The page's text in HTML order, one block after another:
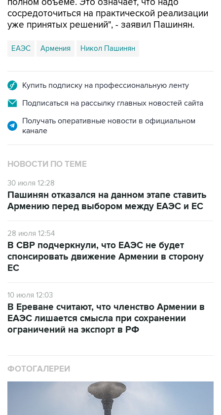
сосредоточиться на практической реализации
уже принятых решений", - заявил Пашинян.
ЕАЭС Армения Никол Пашинян
Купить подписку на профессиональную ленту
Подписаться на рассылку главных новостей сайта
Получать оперативные новости в официальном
канале
НОВОСТИ ПО ТЕМЕ
30 июля 12:28
Пашинян отказался на данном этапе ставить
Армению перед выбором между ЕАЭС и ЕС
28 июля 12:54
В СВР подчеркнули, что ЕАЭС не будет
спонсировать движение Армении в сторону
ЕС
10 июля 12:03
В Ереване считают, что членство Армении в
ЕАЭС лишается смысла при сохранении
ограничений на экспорт в РФ
ФОТОГАЛЕРЕИ